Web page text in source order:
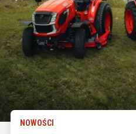
NOWOŚCI